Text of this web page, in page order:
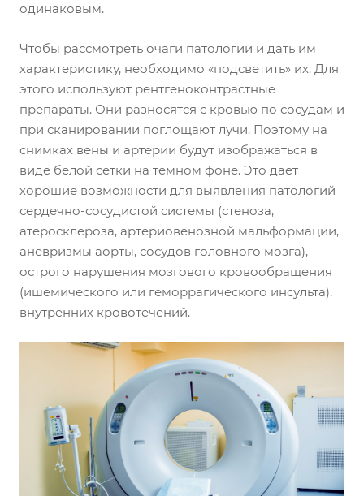
одинаковым.
Чтобы рассмотреть очаги патологии и дать им
характеристику, необходимо «подсветить» их. Для
этого используют рентгеноконтрастные
препараты. Они разносятся с кровью по сосудам и
при сканировании поглощают лучи. Поэтому на
снимках вены и артерии будут изображаться в
виде белой сетки на темном фоне. Это дает
хорошие возможности для выявления патологий
сердечно-сосудистой системы (стеноза,
атеросклероза, артериовенозной мальформации,
аневризмы аорты, сосудов головного мозга),
острого нарушения мозгового кровообращения
(ишемического или геморрагического инсульта),
внутренних кровотечений.